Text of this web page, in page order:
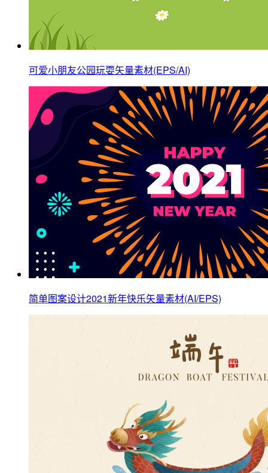
可爱小朋友公园玩耍矢量素材(EPS/AI)
简单图案设计2021新年快乐矢量素材(AI/EPS)